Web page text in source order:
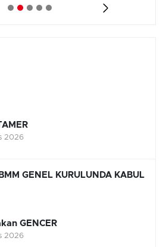
2026
GENEL KURULUNDA KABUL
GENCER
2026